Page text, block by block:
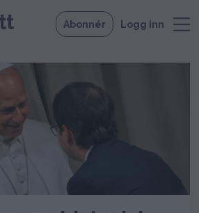
Abonnér Logg inn